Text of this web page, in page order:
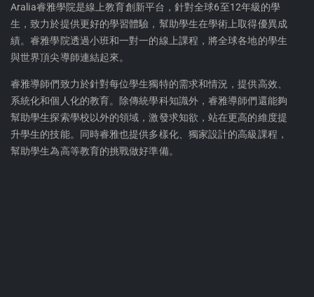
e
a
d
s
t
a
g
r
a
m
Aralia睿雅學院是線上教育創新平台，針對全球6至12年級的學
生，致力於提供更好的學習體驗，幫助學生在學術上取得優異成
績。睿雅學院透過小班和一對一的線上課程，將全球各地的學生
與世界頂尖導師連結起來。
睿雅導師們致力於針對每位學生獨特的需求和情況，提供高效、
系統化和個人化的教育。除傳統學科知識外，睿雅導師們還能夠
幫助學生探索學校以外的領域，激發求知欲，站在更高的維度提
升學生的技能。同時睿雅也提供多樣化、獨家設計的高級課程，
幫助學生為高等教育的挑戰做好準備。